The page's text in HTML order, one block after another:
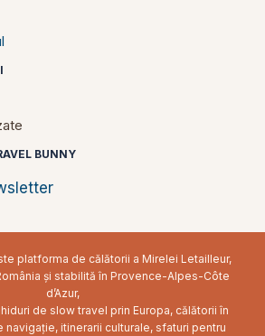
BUNNY
platforma de călătorii a Mirelei Letailleur,
și stabilită în Provence-Alpes-Côte
d’Azur,
de slow travel prin Europa, călătorii în
navigație, itinerarii culturale, sfaturi pentru